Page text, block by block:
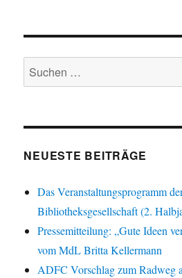
Suchen
nach:
NEUESTE BEITRÄGE
Das Veranstaltungsprogramm
Bibliotheksgesellschaft (2.
Pressemitteilung: „Gute Ideen
vom MdL Britta Kellermann
ADFC Vorschlag zum Radweg